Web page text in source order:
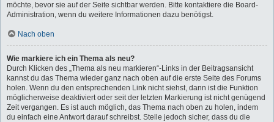
möchte, bevor sie auf der Seite sichtbar werden. Bitte kontaktiere die Board-
Administration, wenn du weitere Informationen dazu benötigst.
Nach oben
Wie markiere ich ein Thema als neu?
Durch Klicken des „Thema als neu markieren“-Links in der Beitragsansicht
kannst du das Thema wieder ganz nach oben auf die erste Seite des Forums
holen. Wenn du den entsprechenden Link nicht siehst, dann ist die Funktion
möglicherweise deaktiviert oder seit der letzten Markierung ist nicht genügend
Zeit vergangen. Es ist auch möglich, das Thema nach oben zu holen, indem
du einfach eine Antwort darauf schreibst. Stelle jedoch sicher, dass du die